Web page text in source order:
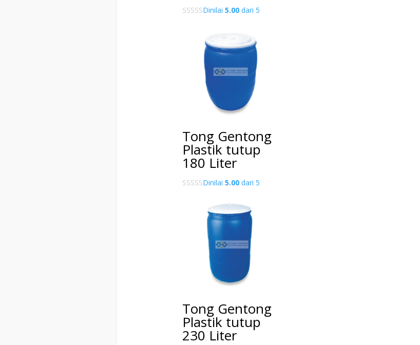
Dinilai 5.00dari 5
Tong Gentong
Plastik tutup
180 Liter
Dinilai 5.00dari 5
Tong Gentong
Plastik tutup
230 Liter